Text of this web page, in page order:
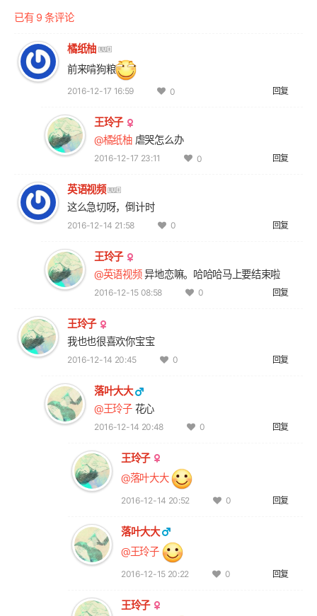
已有 9 条评论
橘纸柚
前来啃狗粮
2016-12-17 16:59 回复
0
王玲子
@橘纸柚 虐哭怎么办
2016-12-17 23:11 回复
0
英语视频
这么急切呀，倒计时
2016-12-14 21:58 回复
0
王玲子
@英语视频 异地恋嘛。哈哈哈马上要结束啦
2016-12-15 08:58 回复
0
王玲子
我也也很喜欢你宝宝
2016-12-14 20:45 回复
0
落叶大大
@王玲子 花心
2016-12-14 20:48 回复
0
王玲子
@落叶大大
2016-12-14 20:52 回复
0
落叶大大
@王玲子
2016-12-15 20:22 回复
0
王玲子